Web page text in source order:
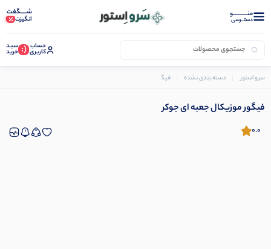
منــــــــــــو
دستــرسی
شـــــگفت
انگیزت
حساب
کاربری (: سبـد
خرید
سرو استور دسته بندی نشده فیگور موزیکال جعبه ای جوکر
فیگور موزیکال جعبه ای جوکر
0.0